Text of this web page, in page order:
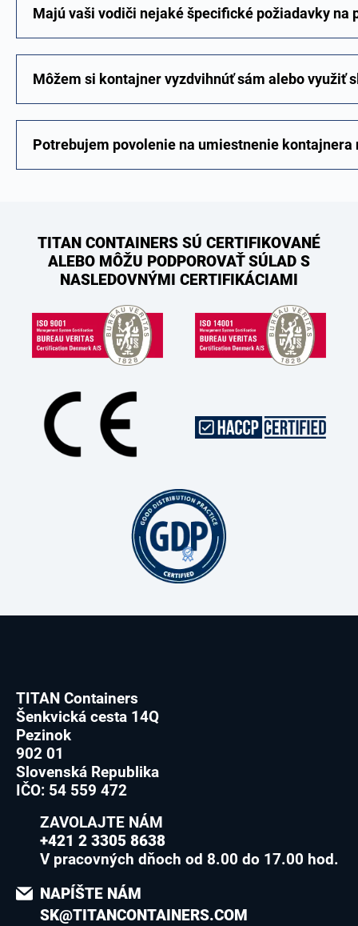
Majú vaši vodiči nejaké špecifické požiadavky na
Môžem si kontajner vyzdvihnúť sám alebo využiť
Potrebujem povolenie na umiestnenie
TITAN CONTAINERS SÚ CERTIFIKOVANÉ
ALEBO MÔŽU PODPOROVAŤ SÚLAD S
NASLEDOVNÝMI CERTIFIKÁCIAMI
TITAN Containers
Šenkvická cesta 14Q
Pezinok
902 01
Slovenská Republika
IČO: 54 559 472
ZAVOLAJTE NÁM
+421 2 3305 8638
V pracovných dňoch od 8.00 do 17.00 hod.
NAPÍŠTE NÁM
SK@TITANCONTAINERS.COM